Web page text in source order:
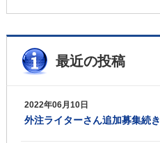
最近の投稿
2022年06月10日
外注ライターさん追加募集続き